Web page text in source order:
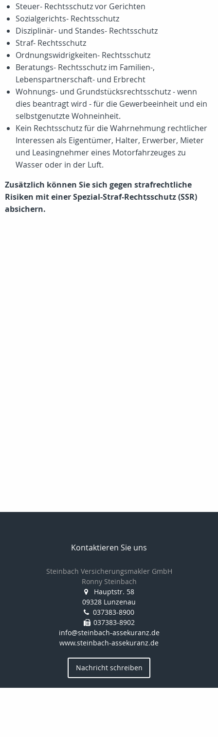
Steuer- Rechtsschutz vor Gerichten
Sozialgerichts- Rechtsschutz
Disziplinär- und Standes- Rechtsschutz
Straf- Rechtsschutz
Ordnungswidrigkeiten- Rechtsschutz
Beratungs- Rechtsschutz im Familien-,
Lebenspartnerschaft- und Erbrecht
Wohnungs- und Grundstücksrechtsschutz - wenn
dies beantragt wird - für die Gewerbeeinheit und ein
selbstgenutzte Wohneinheit.
Kein Rechtsschutz für die Wahrnehmung rechtlicher
Interessen als Eigentümer, Halter, Erwerber, Mieter
und Leasingnehmer eines Motorfahrzeuges zu
Wasser oder in der Luft.
Zusätzlich können Sie sich gegen strafrechtliche
Risiken mit einer Spezial-Straf-Rechtsschutz (SSR)
absichern.
Kontaktieren Sie uns
Steinbach Versicherungsmakler GmbH
Ronny Steinbach
Hauptstr. 58
09328 Lunzenau
037383-8900
037383-8902
info@steinbach-assekuranz.de
www.steinbach-assekuranz.de
Nachricht schreiben